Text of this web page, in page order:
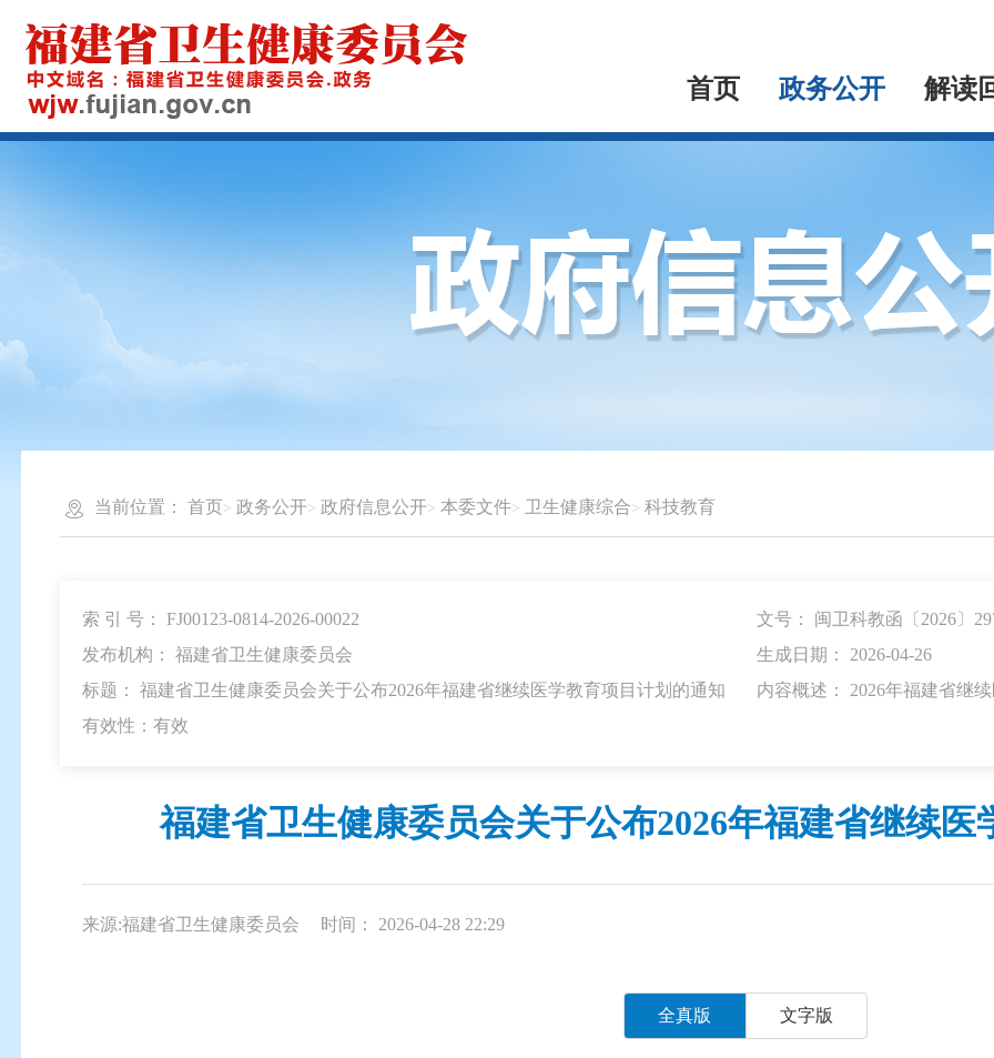
首页 政务公开 解读
当前位置： 首页 政务公开 政府信息公开 本委文件 卫生健康综合 科技教育
索 引 号： FJ00123-0814-2026-00022
文号： 闽卫科教函〔2026〕
发布机构： 福建省卫生健康委员会
生成日期： 2026-04-26
标题： 福建省卫生健康委员会关于公布2026年福建省继续医学教育项目计划的通知
内容概述： 2026年福建省继
有效性：有效
福建省卫生健康委员会关于公布2026年福建省继续
来源:福建省卫生健康委员会 时间： 2026-04-28 22:29
全真版 文字版